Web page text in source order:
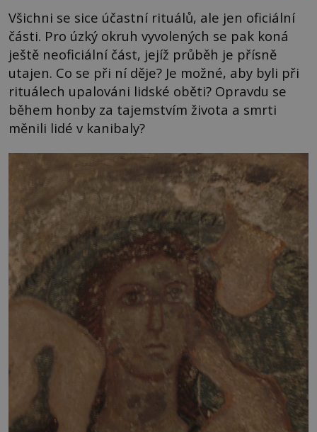
Všichni se sice účastní rituálů, ale jen oficiální
části. Pro úzký okruh vyvolených se pak koná
ještě neoficiální část, jejíž průběh je přísně
utajen. Co se při ní děje? Je možné, aby byli při
rituálech upalováni lidské oběti? Opravdu se
během honby za tajemstvím života a smrti
měnili lidé v kanibaly?